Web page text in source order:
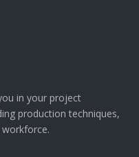
in your project
production techniques,